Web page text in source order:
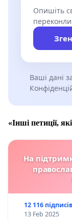
Опишіть
Ваші дані
«Інші петиції,
На
12 116
13 Feb 2025